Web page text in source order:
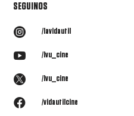
SEGUINOS
 /lavidautil
 /lvu_cine
 /lvu_cine
 /vidautilcine